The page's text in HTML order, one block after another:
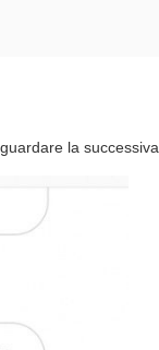
la successiva.